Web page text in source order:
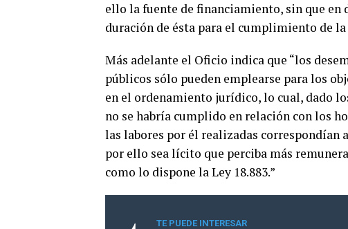
ello la fuente de financiamiento, sin que en
duración de ésta para el cumplimiento de
Más adelante el Oficio indica que “los
públicos sólo pueden emplearse para los
en el ordenamiento jurídico, lo cual, dado
no se habría cumplido en relación con los
las labores por él realizadas correspondían
por ello sea lícito que perciba más
como lo dispone la Ley 18.883.”
TE PUEDE INTERESAR